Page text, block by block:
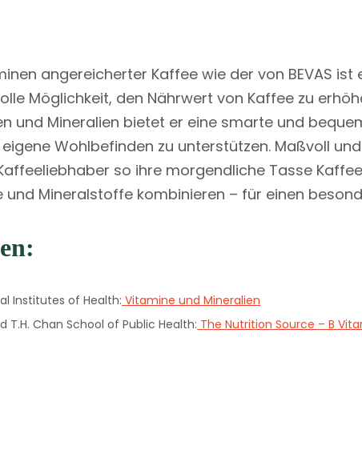
angereicherter Kaffee wie der von BEVAS
Möglichkeit, den Nährwert von Kaffee zu
und Mineralien bietet er eine smarte und
Wohlbefinden zu unterstützen. Maßvoll
so ihre morgendliche Tasse
und Mineralstoffe kombinieren – für einen
Institutes of Health: Vitamine und Mineralien
T.H. Chan School of Public Health: The Nutrition Source – B